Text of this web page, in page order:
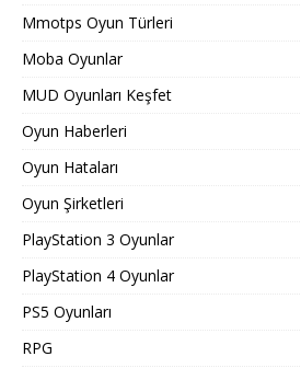
Mmotps Oyun Türleri
Moba Oyunlar
MUD Oyunları Keşfet
Oyun Haberleri
Oyun Hataları
Oyun Şirketleri
PlayStation 3 Oyunlar
PlayStation 4 Oyunlar
PS5 Oyunları
RPG